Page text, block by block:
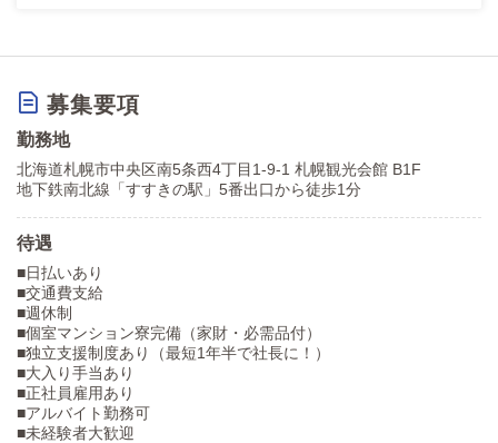
募集要項
勤務地
北海道札幌市中央区南5条西4丁目1-9-1 札幌観光会館 B1F
地下鉄南北線「すすきの駅」5番出口から徒歩1分
待遇
■日払いあり
■交通費支給
■週休制
■個室マンション寮完備（家財・必需品付）
■独立支援制度あり（最短1年半で社長に！）
■大入り手当あり
■正社員雇用あり
■アルバイト勤務可
■未経験者大歓迎